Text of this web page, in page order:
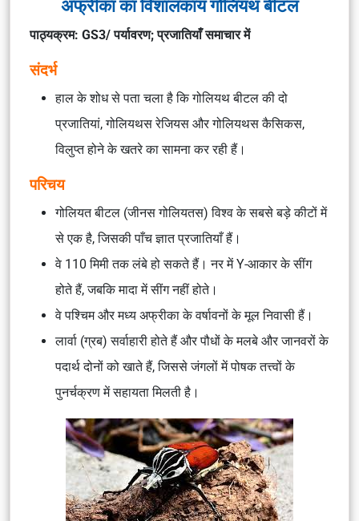
अफ्रीका का विशालकाय गोलियथ बीटल
पाठ्यक्रम: GS3/ पर्यावरण; प्रजातियाँ समाचार में
संदर्भ
हाल के शोध से पता चला है कि गोलियथ बीटल की दो
प्रजातियां, गोलियथस रेजियस और गोलियथस कैसिकस,
विलुप्त होने के खतरे का सामना कर रही हैं।
परिचय
गोलियत बीटल (जीनस गोलियतस) विश्व के सबसे बड़े कीटों में
से एक है, जिसकी पाँच ज्ञात प्रजातियाँ हैं।
वे 110 मिमी तक लंबे हो सकते हैं। नर में Y-आकार के सींग
होते हैं, जबकि मादा में सींग नहीं होते।
वे पश्चिम और मध्य अफ्रीका के वर्षावनों के मूल निवासी हैं।
लार्वा (ग्रब) सर्वाहारी होते हैं और पौधों के मलबे और जानवरों के
पदार्थ दोनों को खाते हैं, जिससे जंगलों में पोषक तत्त्वों के
पुनर्चक्रण में सहायता मिलती है।